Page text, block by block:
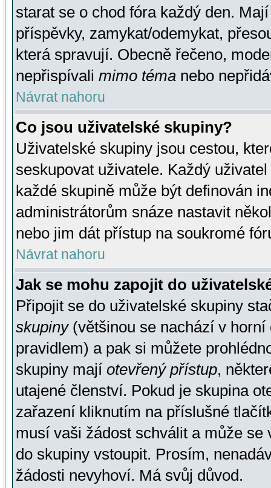
starat se o chod fóra každý den.
příspěvky, zamykat/odemykat,
která spravují. Obecně řečeno,
nepřispívali mimo téma nebo
Návrat nahoru
Co jsou uživatelské skupiny?
Uživatelské skupiny jsou cestou,
seskupovat uživatele. Každý
každé skupině může být definován
administrátorům snáze nastavit
nebo jim dát přístup na soukromé
Návrat nahoru
Jak se mohu zapojit do
Připojit se do uživatelské skupiny
skupiny(většinou se nachází v horní
pravidlem) a pak si můžete
skupiny mají otevřený přístup,
utajené členství. Pokud je skupina
zařazení kliknutím na příslušné
musí vaši žádost schválit a může se
do skupiny vstoupit. Prosím,
žádosti nevyhoví. Má svůj důvod.